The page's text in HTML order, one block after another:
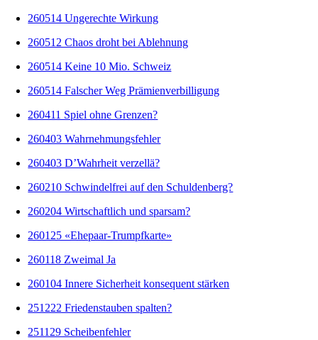
260514 Ungerechte Wirkung
260512 Chaos droht bei Ablehnung
260514 Keine 10 Mio. Schweiz
260514 Falscher Weg Prämienverbilligung
260411 Spiel ohne Grenzen?
260403 Wahrnehmungsfehler
260403 D’Wahrheit verzellä?
260210 Schwindelfrei auf den Schuldenberg?
260204 Wirtschaftlich und sparsam?
260125 «Ehepaar-Trumpfkarte»
260118 Zweimal Ja
260104 Innere Sicherheit konsequent stärken
251222 Friedenstauben spalten?
251129 Scheibenfehler